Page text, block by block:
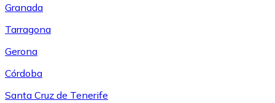
Granada
Tarragona
Gerona
Córdoba
Santa Cruz de Tenerife